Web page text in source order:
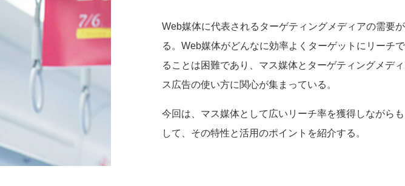
Web媒体に代表されるターゲティングメディアの需要
る。Web媒体がどんなに効率よくターゲットにリーチ
ることは困難であり、マス媒体とターゲティングメデ
ス広告の使い方に関心が集まっている。
今回は、マス媒体として広いリーチ率を獲得しながら
して、その特性と活用のポイントを紹介する。